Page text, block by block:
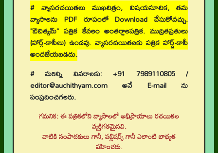
# వ్యాసరచయితలు ముఖచిత్రం, విషయసూచిక, తమ
వ్యాసాలను PDF రూపంలో Download చేసుకోవచ్చు.
"ఔచిత్యమ్" పత్రిక కేవలం అంతర్జాలపత్రిక. ముద్రితప్రతులు
(హార్డ్-కాపీలు) ఉండవు. వ్యాసరచయితలకు పత్రిక హార్డ్-కాపీ
అందజేయబడదు.
# మరిన్ని వివరాలకు: +91 7989110805 /
editor@auchithyam.com అనే E-mail ను
సంప్రదించగలరు.
గమనిక: ఈ పత్రికలోని వ్యాసాలలో అభిప్రాయాలు రచయితల
వ్యక్తిగతమైనవి.
వాటికి సంపాదకులు గానీ, పబ్లిషర్స్ గానీ ఎలాంటి బాధ్యత
వహించరు.
👉 నవతరం పరిశోధనలు